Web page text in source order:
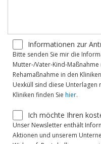
Informationen zur
Bitte senden Sie mir die
Mutter-/Vater-Kind-
Rehamaßnahme in den
Uexküll sind diese Unterlagen
Kliniken finden Sie hier.
Ich möchte Ihren
Unser Newsletter enthält
Aktionen und unserem